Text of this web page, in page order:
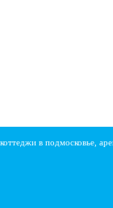
в подмосковье,